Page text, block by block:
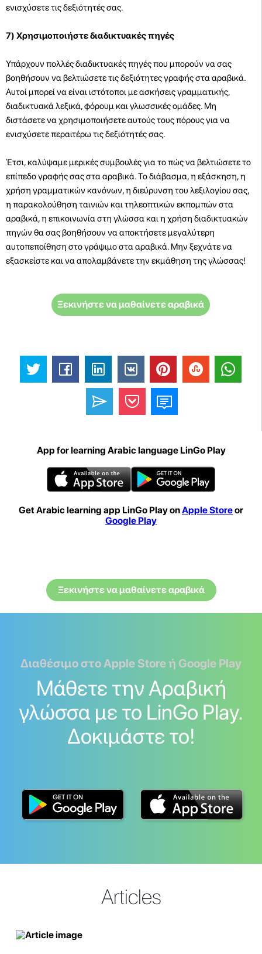
ενισχύσετε τις δεξιότητές σας.
7) Χρησιμοποιήστε διαδικτυακές πηγές
Υπάρχουν πολλές διαδικτυακές πηγές που μπορούν να σας
βοηθήσουν να βελτιώσετε τις δεξιότητες γραφής στα αραβικά.
Αυτοί μπορεί να είναι ιστότοποι με ασκήσεις γραμματικής,
διαδικτυακά λεξικά, φόρουμ και γλωσσικές ομάδες. Μη
διστάσετε να χρησιμοποιήσετε αυτούς τους πόρους για να
ενισχύσετε περαιτέρω τις δεξιότητές σας.
Έτσι, καλύψαμε μερικές συμβουλές για το πώς να βελτιώσετε το
επίπεδο γραφής σας στα αραβικά. Το διάβασμα, η εξάσκηση, η
χρήση γραμματικών κανόνων, η διεύρυνση του λεξιλογίου σας,
η παρακολούθηση ταινιών και τηλεοπτικών εκπομπών στα
αραβικά, η επικοινωνία στη γλώσσα και η χρήση διαδικτυακών
πηγών θα σας βοηθήσουν να αποκτήσετε μεγαλύτερη
αυτοπεποίθηση στο γράψιμο στα αραβικά. Μην ξεχνάτε να
εξασκείστε και να απολαμβάνετε την εκμάθηση της γλώσσας!
Ξεκινήστε να μαθαίνετε αραβικά
App for learning Arabic language LinGo Play
Get Arabic learning app LinGo Play onApple Storeor
Google Play
Ξεκινήστε να μαθαίνετε αραβικά
Διαθέσιμο στο Apple Store ή Google Play
Μάθετε την Αραβική
γλώσσα με το LinGo Play.
Δοκιμάστε το!
Articles